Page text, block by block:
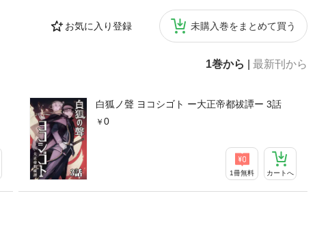
お気に入り登録 未購入巻をまとめて買う
1巻から 最新刊から
白狐ノ聲 ヨコシゴト ー大正帝都祓譚ー 3話
0
1冊無料 カートへ